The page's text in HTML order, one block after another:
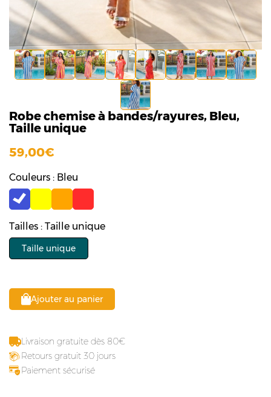
Robe chemise à bandes/rayures, Bleu,
Taille unique
59,00
Couleurs : Bleu
Tailles : Taille unique
Taille unique
Ajouter au panier
Livraison gratuite dès 80
Retours gratuit 30 jours
Paiement sécurisé